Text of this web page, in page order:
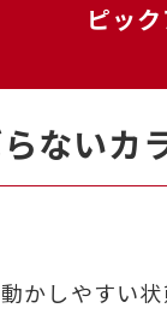
ピッ
ないカ
かしやすい